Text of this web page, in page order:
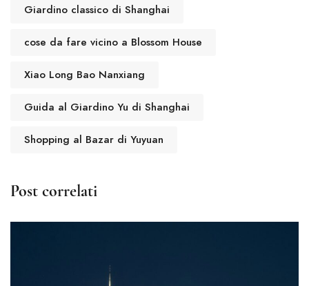
Giardino classico di Shanghai
cose da fare vicino a Blossom House
Xiao Long Bao Nanxiang
Guida al Giardino Yu di Shanghai
Shopping al Bazar di Yuyuan
Post correlati